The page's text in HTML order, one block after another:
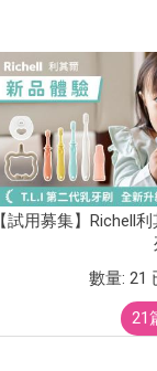
【試用募集】Richell
數量: 21
21